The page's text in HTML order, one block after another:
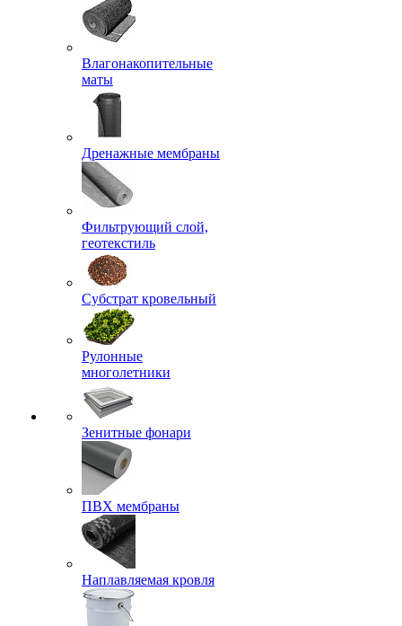
Влагонакопительные
маты
Дренажные мембраны
Фильтрующий слой,
геотекстиль
Субстрат кровельный
Рулонные
многолетники
Зенитные фонари
ПВХ мембраны
Наплавляемая кровля